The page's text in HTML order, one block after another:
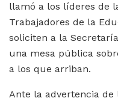
llamó a los líderes de
Trabajadores de la
soliciten a la
una mesa pública
a los que arriban.
Ante la advertencia de